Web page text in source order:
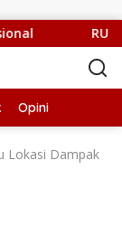
RUPS
Opini
Lokasi Dampak